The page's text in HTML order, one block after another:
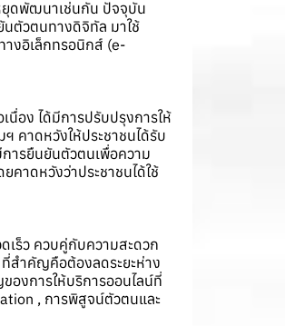
ยุดพัฒนาเช่นกัน ปัจจุบัน
นตัวตนทางดิจิทัล มาใช้
างอิเล็กทรอนิกส์ (e-
อง ได้มีการปรับปรุงการให้
คาดหวังให้ประชาชนได้รับ
การยืนยันตัวตนเพื่อความ
าดหวังว่าประชาชนได้ใช้
เร็ว ควบคู่กับความสะดวก
ที่สำคัญคือต้องลดระยะห่าง
องการให้บริการออนไลน์ที่
, การพิสูจน์ตัวตนและ